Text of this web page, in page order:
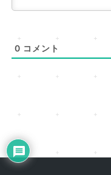
0 コメント